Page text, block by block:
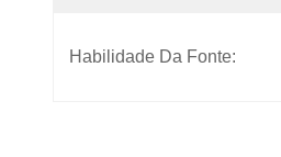
Habilidade Da Fonte: